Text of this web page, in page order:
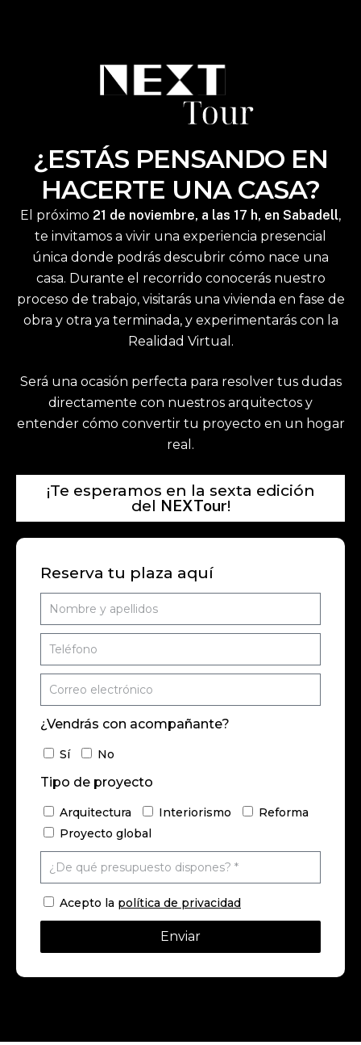
¿ESTÁS PENSANDO EN
HACERTE UNA CASA?
El próximo 21 de noviembre, a las 17 h, en Sabadell,
te invitamos a vivir una experiencia presencial
única donde podrás descubrir cómo nace una
casa. Durante el recorrido conocerás nuestro
proceso de trabajo, visitarás una vivienda en fase de
obra y otra ya terminada, y experimentarás con la
Realidad Virtual.
Será una ocasión perfecta para resolver tus dudas
directamente con nuestros arquitectos y
entender cómo convertir tu proyecto en un hogar
real.
¡Te esperamos en la sexta edición
del NEXTour!
Reserva tu plaza aquí
¿Vendrás con acompañante?
Sí No
Tipo de proyecto
Arquitectura Interiorismo
Reforma
Proyecto global
Acepto la política de privacidad
Enviar